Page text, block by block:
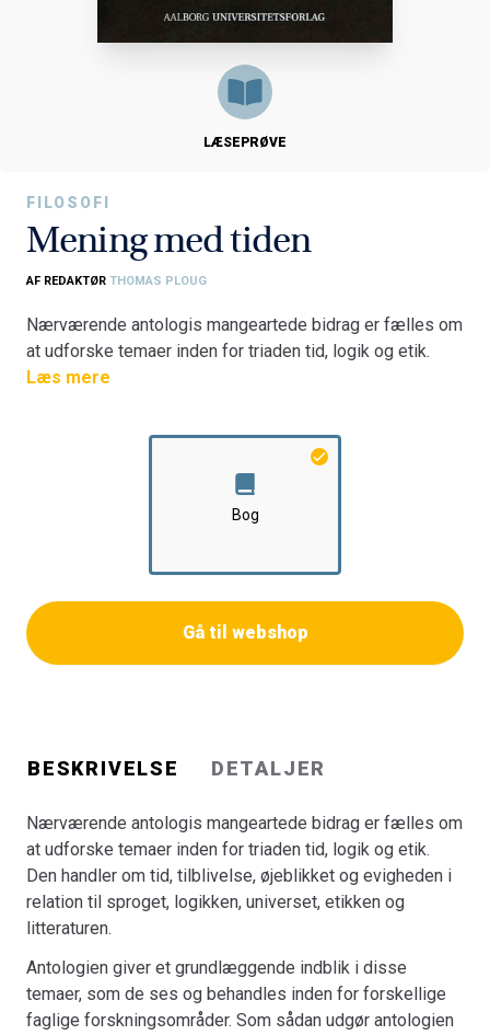
LÆSEPRØVE
FILOSOFI
Mening med tiden
AF REDAKTØR THOMAS PLOUG
Nærværende antologis mangeartede bidrag er fælles om
at udforske temaer inden for triaden tid, logik og etik.
Den handler om tid, tilblivelse, øjeblikket og evigheden i
Antologien giver et grundlæggende indblik i disse
temaer, som de ses og behandles inden for forskellige
faglige forskningsområder. Som sådan udgør antologien
Læs mere
Bog
Gå til webshop
BESKRIVELSE DETALJER
Nærværende antologis mangeartede bidrag er fælles om
at udforske temaer inden for triaden tid, logik og etik.
Den handler om tid, tilblivelse, øjeblikket og evigheden i
relation til sproget, logikken, universet, etikken og
litteraturen.
Antologien giver et grundlæggende indblik i disse
temaer, som de ses og behandles inden for forskellige
faglige forskningsområder. Som sådan udgør antologien